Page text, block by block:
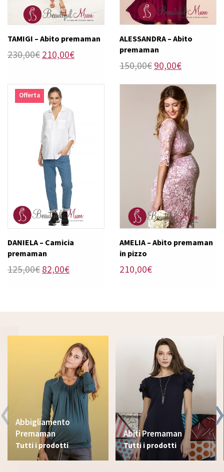
TAMIGI – Abito premaman
230,00€ Il
era:
230,00€.
210,00€Il
ALESSANDRA – Abito
premaman
150,00€ Il
originale
era:
150,00€.
90,00€Il
attuale
è:
90,00€.
Offerta
DANIELA – Camicia
premaman
125,00€ Il
82,00€Il
AMELIA – Abito premaman
in pizzo
210,00€
Abbigliamento
Premaman
Tutti i prodotti
Abiti Premaman
Tutti i prodotti